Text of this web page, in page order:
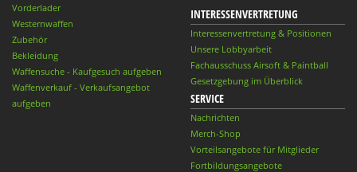
Vorderlader
Westernwaffen
Zubehör
Bekleidung
Waffensuche - Kaufgesuch aufgeben
Waffenverkauf - Verkaufsangebot
aufgeben
INTERESSENVERTRETUNG
Interessenvertretung & Positionen
Unsere Lobbyarbeit
Fachausschuss Airsoft & Paintball
Gesetzgebung im Überblick
SERVICE
Nachrichten
Merch-Shop
Vorteilsangebote für Mitglieder
Fortbildungsangebote